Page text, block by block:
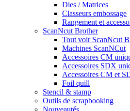
Dies / Matrices
Classeurs embossage
Rangement et
ScanNcut Brother
Tout voir ScanNcut
Machines ScanNCut
Accessoires CM
Accessoires SDX
Accessoires CM et
Foil quill
Stencil & stamp
Outils de scrapbooking
Nouveautés